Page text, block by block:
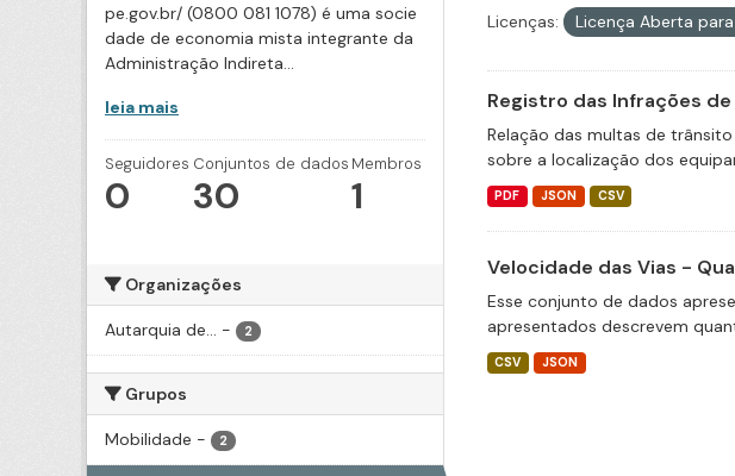
pe.gov.br/ (0800 081 1078) é uma socie
dade de economia mista integrante da
Administração Indireta...
leia mais
Seguidores
0
Conjuntos de dados
30
Membros
1
Organizações
Autarquia de... - 2
Grupos
Mobilidade - 2
Licenças:
Licença Aberta
Registro das Infrações
Relação das multas de
sobre a localização dos
PDF JSON CSV
Velocidade das Vias -
Esse conjunto de dados
apresentados descrevem
CSV JSON